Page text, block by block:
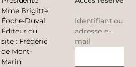
Mme Brigitte
Éoche-Duval
Éditeur du
site : Frédéric
de Mont-
Marin
Identifiant ou
adresse e-
mail